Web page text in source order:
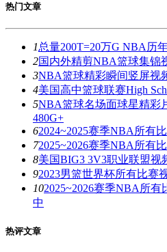
热门文章
1总量200T=20万G NBA历
2国内外精剪NBA篮球集锦
3NBA篮球精彩瞬间竖屏视
4美国高中篮球联赛High
5NBA篮球名场面球星精彩
480G+
62024~2025赛季NBA所有
72025~2026赛季NBA所有
8美国BIG3 3V3职业联盟视
92023男篮世界杯所有比赛
102025~2026赛季NBA所
中
热评文章